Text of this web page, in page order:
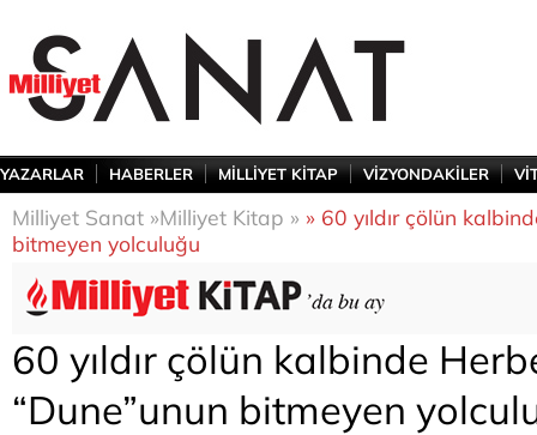
YAZARLAR HABERLER MİLLİYET KİTAP VİZYONDAKİLER
Milliyet Sanat »Milliyet Kitap » » 60 yıldır çölün
bitmeyen yolculuğu
60 yıldır çölün kalbinde
“Dune”unun bitmeyen